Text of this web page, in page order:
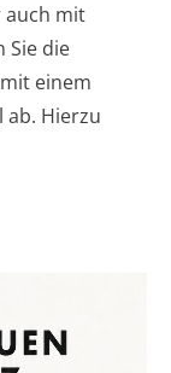
auch mit
Sie die
einem
ab. Hierzu